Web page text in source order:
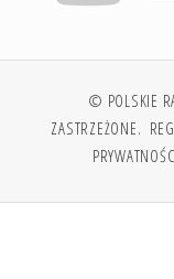
© POLSKIE
ZASTRZEŻONE.